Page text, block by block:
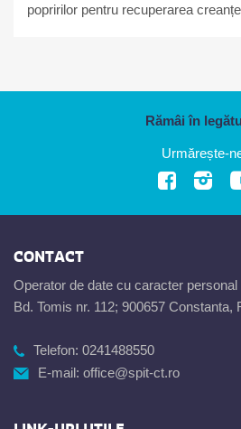
popririlor pentru recuperarea
Rămâi în
Urmărește-
CONTACT
Operator de date cu caracter personal
Bd. Tomis nr. 112; 900657 Constanta,
Telefon: 0241488550
E-mail: office@spit-ct.ro